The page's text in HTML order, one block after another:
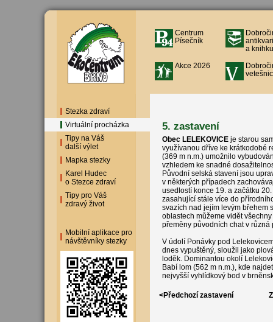
Centrum
Písečník
a
Akce 2026
Stezka zdraví
Virtuální procházka
Tipy na Váš
další výlet
Mapka stezky
Karel Hudec
o Stezce zdraví
Tipy pro Váš
zdravý život
Mobilní aplikace pro
návštěvníky stezky
5. zastavení
Obec LELEKOVICEje starou
využívanou dříve ke krátkodobé
(369 m n.m.) umožnilo
vzhledem ke snadné
Původní selská stavení jsou
v některých případech
usedlostí konce 19. a začátku
zasahující stále více do
svazích nad jejím levým břehem
oblastech můžeme vidět
přeměny původních chat v
V údolí Ponávky pod
dnes vypuštěný, sloužil jako
loděk. Dominantou okolí
Babí lom (562 m n.m.), kde
nejvyšší vyhlídkový bod v
<Předchozí zastavení